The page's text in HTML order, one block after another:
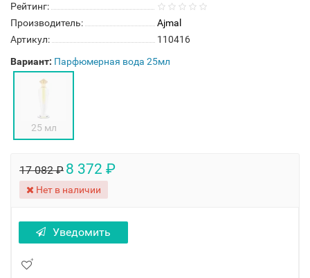
Рейтинг:
Производитель:
Ajmal
Артикул:
110416
Вариант: Парфюмерная вода 25мл
25 мл
17 082 ₽ 8 372 ₽
Нет в наличии
Уведомить